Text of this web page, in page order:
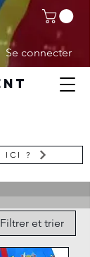
Se connecter
ICI ?
Filtrer et trier